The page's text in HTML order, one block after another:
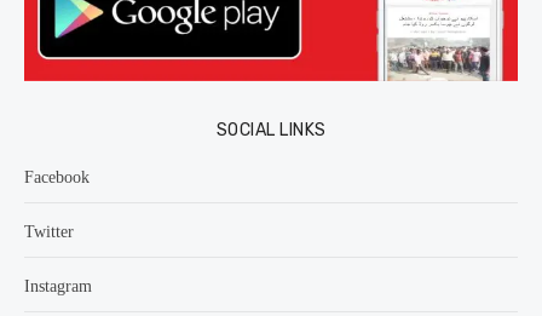
SOCIAL LINKS
Facebook
Twitter
Instagram